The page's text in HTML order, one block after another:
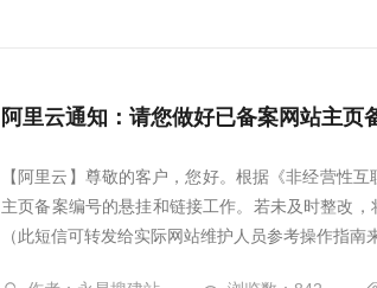
阿里云通知：请您做好已备案网站主页
【阿里云】尊敬的客户，您好。根据《非经营性
主页备案编号的悬挂和链接工作。若未及时整改
（此短信可转发给实际网站维护人员参考操作指南